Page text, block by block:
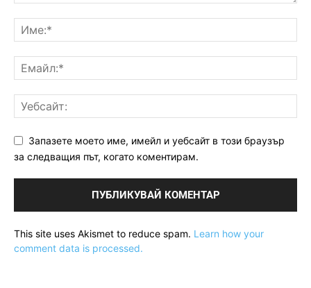
Запазете моето име, имейл и уебсайт в този браузър
за следващия път, когато коментирам.
This site uses Akismet to reduce spam. Learn how your
comment data is processed.